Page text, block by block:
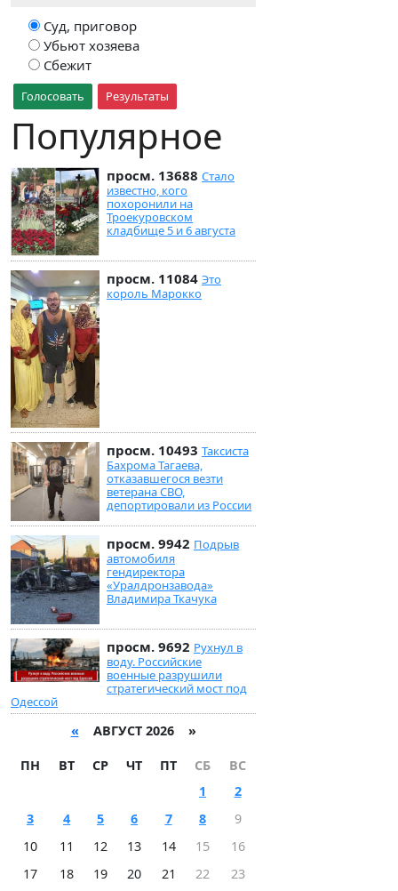
Суд, приговор
Убьют хозяева
Сбежит
Голосовать Результаты
Популярное
просм. 13688 Стало
известно, кого
похоронили на
Троекуровском
кладбище 5 и 6 августа
просм. 11084 Это
король Марокко
просм. 10493 Таксиста
Бахрома Тагаева,
отказавшегося везти
ветерана СВО,
депортировали из России
просм. 9942 Подрыв
автомобиля
гендиректора
«Уралдронзавода»
Владимира Ткачука
просм. 9692 Рухнул в
воду. Российские
военные разрушили
стратегический мост под
Одессой
« АВГУСТ 2026 »
ПН ВТ СР ЧТ ПТ СБ
ВС
1
2
3
4 5 6 7 8
9
10
11 12 13 14 15
16
17
18 19 20 21 22
23